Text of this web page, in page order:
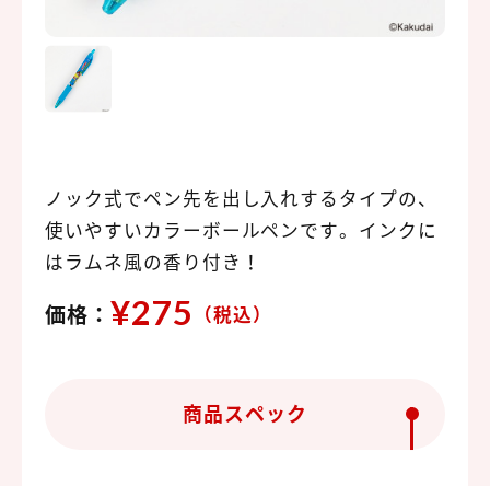
ノック式でペン先を出し入れするタイプの、
使いやすいカラーボールペンです。インクに
はラムネ風の香り付き！
価格： ¥275 （税込）
商品スペック